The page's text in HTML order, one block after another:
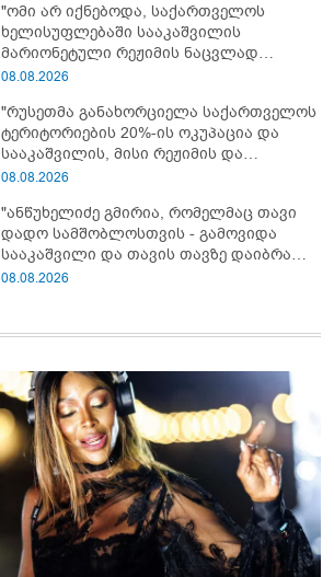
მსმენია ქართველების მიერ ტყვეების
დახვრეტაზე"
"ომი არ იქნებოდა, საქართველოს
ხელისუფლებაში სააკაშვილის
მარიონეტული რეჟიმის ნაცვლად
„ქართული ოცნების“ მსგავსი
2008 წლის ომი თუ არ იქნებოდა, დიდი
ალბათობით, არც უკრაინის ომი
იქნებოდა"
08.08.2026
"რუსეთმა განახორციელა საქართველოს
ტერიტორიების 20%-ის ოკუპაცია და
სააკაშვილის, მისი რეჟიმის და
„ნაცმოძრაობის“ ღალატი ვერანაირად
დანაშაული ჩვენი სახელმწიფოს წინაშე"
08.08.2026
"ანწუხელიძე გმირია, რომელმაც თავი
დადო სამშობლოსთვის - გამოვიდა
სააკაშვილი და თავის თავზე დაიბრალა
ანწუხელიძის გმირობა, სამარცხვინო
ამგვარს სთხოვდნენ მას"
08.08.2026